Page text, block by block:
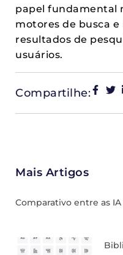
papel fundamental
motores de busca
resultados de
usuários.
Compartilhe:
Mais Artigos
Comparativo entre as